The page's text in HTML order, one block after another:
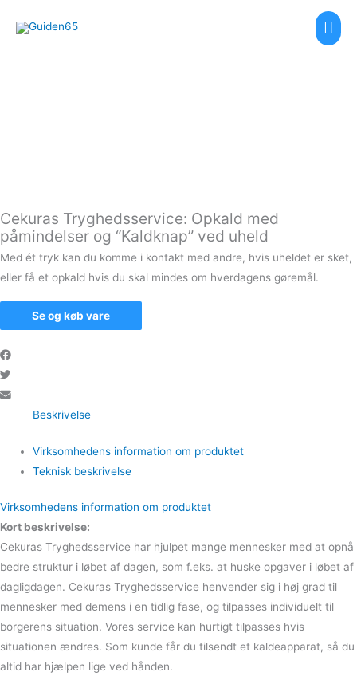
Cekuras Tryghedsservice: Opkald med
påmindelser og “Kaldknap” ved uheld
Med ét tryk kan du komme i kontakt med andre, hvis uheldet er sket,
eller få et opkald hvis du skal mindes om hverdagens gøremål.
Se og køb vare
Beskrivelse
Virksomhedens information om produktet
Teknisk beskrivelse
Virksomhedens information om produktet
Kort beskrivelse:
Cekuras Tryghedsservice har hjulpet mange mennesker med at opnå
bedre struktur i løbet af dagen, som f.eks. at huske opgaver i løbet af
dagligdagen. Cekuras Tryghedsservice henvender sig i høj grad til
mennesker med demens i en tidlig fase, og tilpasses individuelt til
borgerens situation. Vores service kan hurtigt tilpasses hvis
situationen ændres. Som kunde får du tilsendt et kaldeapparat, så du
altid har hjælpen lige ved hånden.